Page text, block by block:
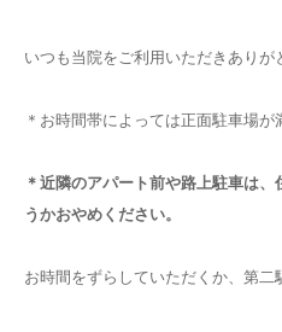
いつも当院をご利用いただきありが
＊お時間帯によっては正面駐車場が
＊近隣のアパート前や路上駐車は
うかおやめください。
お時間をずらしていただくか、第二
併設サロン